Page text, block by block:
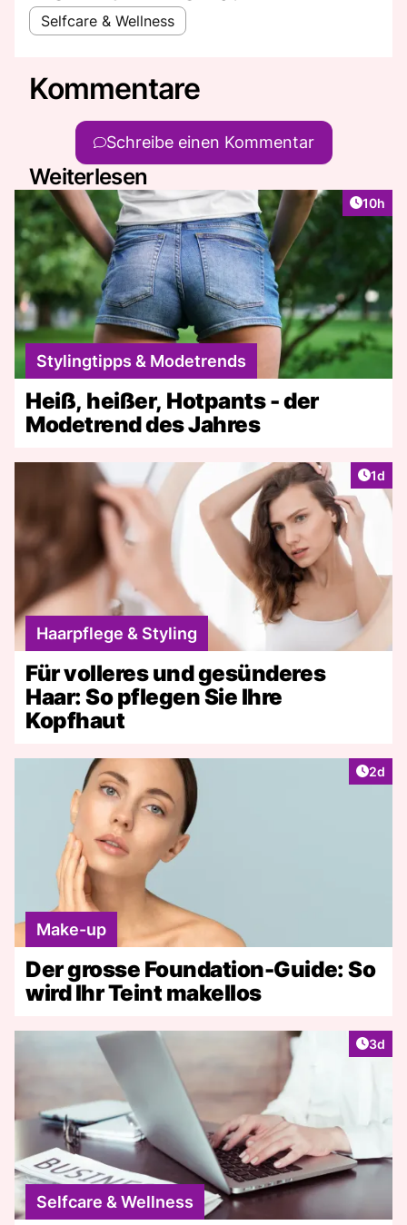
Selfcare & Wellness
Kommentare
Schreibe einen Kommentar
Weiterlesen
Artikel
10h
Stylingtipps & Modetrends
Heiß, heißer, Hotpants - der
Modetrend des Jahres
1d
Haarpflege & Styling
Für volleres und gesünderes
Haar: So pflegen Sie Ihre
Kopfhaut
2d
Make-up
Der grosse Foundation-Guide: So
wird Ihr Teint makellos
3d
Selfcare & Wellness